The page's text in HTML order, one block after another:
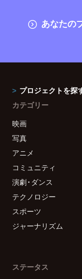
あなたの
プロジェクトを探
カテゴリー
映画
写真
アニメ
コミュニティ
演劇・ダンス
テクノロジー
スポーツ
ジャーナリズム
ステータス